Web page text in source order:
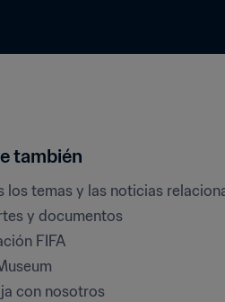
también
los temas y las noticias
y documentos
FIFA
con nosotros